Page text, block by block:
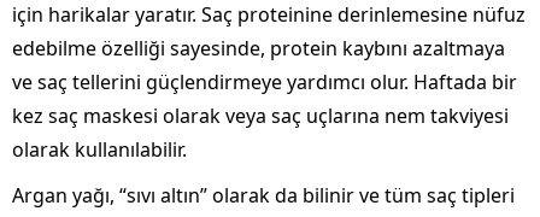
için harikalar yaratır. Saç proteinine derinlemesine nüfuz
edebilme özelliği sayesinde, protein kaybını azaltmaya
ve saç tellerini güçlendirmeye yardımcı olur. Haftada bir
kez saç maskesi olarak veya saç uçlarına nem takviyesi
olarak kullanılabilir.
Argan yağı, “sıvı altın” olarak da bilinir ve tüm saç tipleri